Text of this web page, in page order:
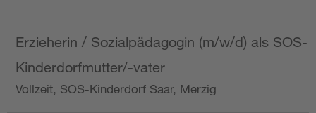
Erzieherin / Sozialpädagogin (m/w/d) als SOS-
Kinderdorfmutter/-vater
Vollzeit, SOS-Kinderdorf Saar, Merzig